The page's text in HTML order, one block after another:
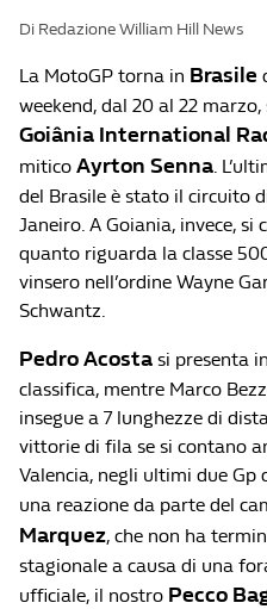
Di Redazione William Hill News
La MotoGP torna in Brasile
weekend, dal 20 al 22
Goiânia International
mitico Ayrton Senna.
del Brasile è stato il circuito
Janeiro. A Goiania, invece, si
quanto riguarda la classe
vinsero nell’ordine Wayne
Schwantz.
Pedro Acosta si presenta
classifica, mentre Marco
insegue a 7 lunghezze di
vittorie di fila se si contano
Valencia, negli ultimi due Gp
una reazione da parte del
Marquez, che non ha
stagionale a causa di una
ufficiale, il nostro Pecco